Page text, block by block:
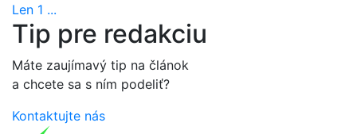
Len 1 ...
Tip pre redakciu
Máte zaujímavý tip na článok
a chcete sa s ním podeliť?
Kontaktujte nás